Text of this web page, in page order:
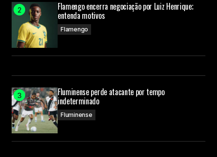
Flamengo encerra negociação por Luiz Henrique;
entenda motivos
Flamengo
Fluminense perde atacante por tempo
indeterminado
Fluminense